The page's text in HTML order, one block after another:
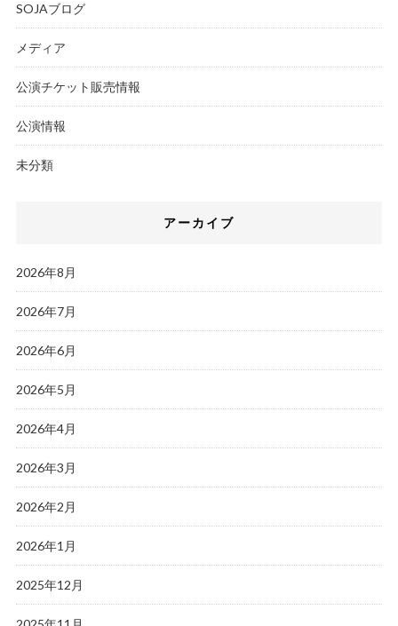
SOJAブログ
メディア
公演チケット販売情報
公演情報
未分類
アーカイブ
2026年8月
2026年7月
2026年6月
2026年5月
2026年4月
2026年3月
2026年2月
2026年1月
2025年12月